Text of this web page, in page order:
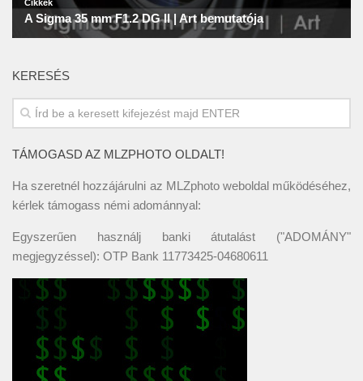
KERESÉS
TÁMOGASD AZ MLZPHOTO OLDALT!
Ha szeretnél hozzájárulni az MLZphoto weboldal működéséhez,
kérlek támogass némi adománnyal:
Egyszerűen használj banki átutalást ("ADOMÁNY"
megjegyzéssel): OTP Bank 11773425-04680611